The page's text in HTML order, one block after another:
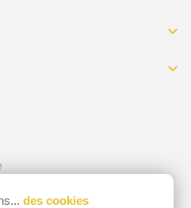
un matériau très


des cookies